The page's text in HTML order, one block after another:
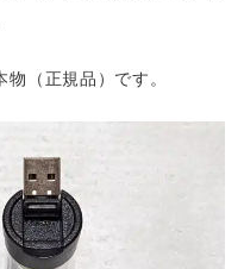
（正規品）です。